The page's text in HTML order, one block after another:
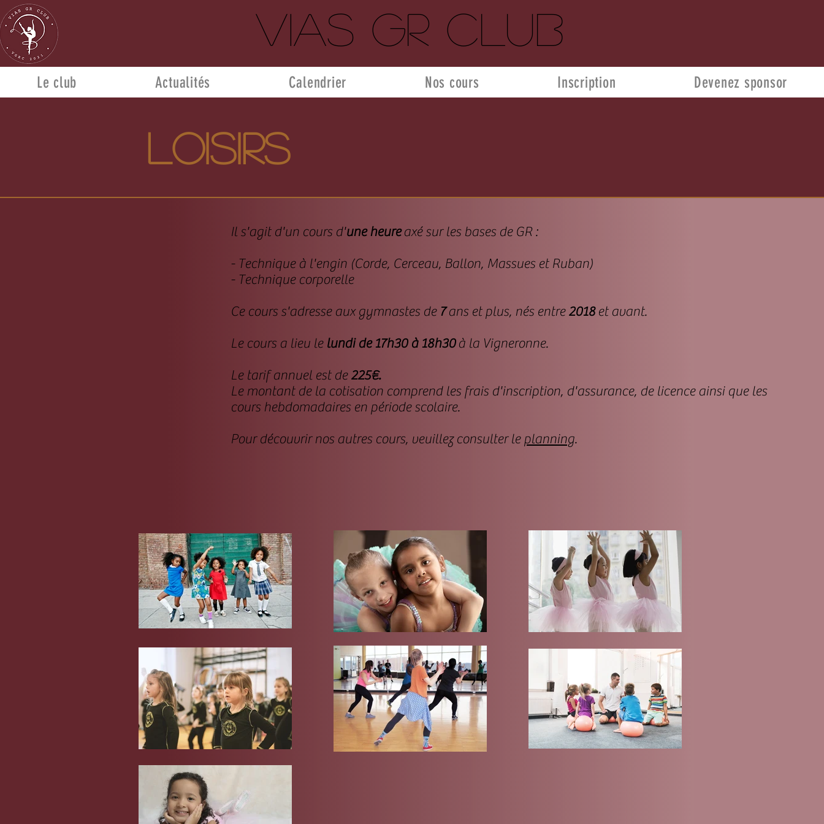
Vias GR Club
Le club Actualités Calendrier Nos cours Inscription Devenez sponsor
Loisirs
Il s'agit d'un cours d'une heureaxé sur les bases de GR :
- Technique à l'engin (Corde, Cerceau, Ballon, Massues et Ruban)
- Technique corporelle
​Ce cours s'adresse aux gymnastes de 7ans et plus, nés entre2018et avant.​​
Le cours a lieu le lundi de 17h30 à 18h30à la Vigneronne.
Le tarif annuel est de225€.
Le montant de la cotisation comprend les frais d'inscription, d'assurance, de licence ainsi que les
cours hebdomadaires en période scolaire.
Pour découvrir nos autres cours, veuillez consulter le planning.